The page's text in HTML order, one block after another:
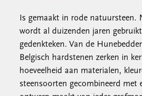
Is gemaakt in rode natuursteen.
wordt al duizenden jaren
gedenkteken. Van de
Belgisch hardstenen zerken in
hoeveelheid aan materialen,
steensoorten gecombineerd met